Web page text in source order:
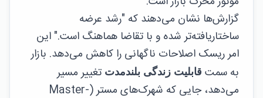
گزارش‌ها نشان می‌دهند که "رشد عرضه
ساختاریافته‌تر شده و با تقاضا هماهنگ است." این
امر ریسک اصلاحات ناگهانی را کاهش می‌دهد. بازار
به سمت قابلیت زندگی بلندمدت تغییر مسیر
می‌دهد، جایی که شهرک‌های مستر (Master-